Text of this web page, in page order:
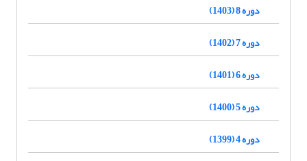
دوره 8 (1403)
دوره 7 (1402)
دوره 6 (1401)
دوره 5 (1400)
دوره 4 (1399)